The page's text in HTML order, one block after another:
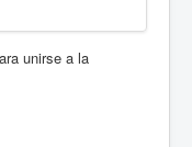
unirse a la